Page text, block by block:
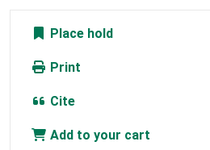
Place hold
Print
Cite
Add to your cart